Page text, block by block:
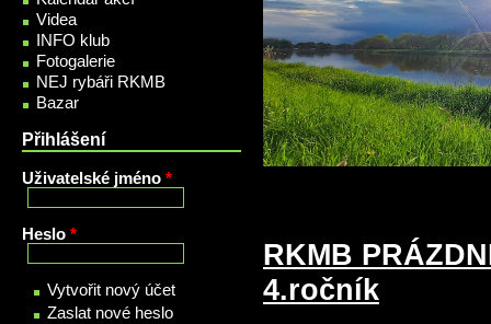
Videa
INFO klub
Fotogalerie
NEJ rybáři RKMB
Bazar
Přihlášení
Uživatelské jméno *
Heslo *
Vytvořit nový účet
Zaslat nové heslo
RKMB
4.ročník